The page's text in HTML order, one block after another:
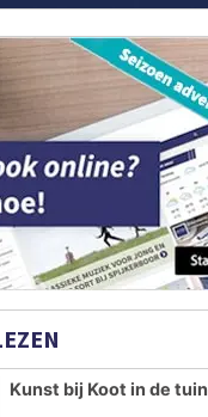
Kunst bij Koot in de tuin